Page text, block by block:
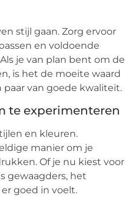
stijl gaan. Zorg ervoor
en voldoende
je van plan bent om de
is het de moeite waard
van goede kwaliteit.
te experimenteren
en kleuren.
manier om je
Of je nu kiest voor
gewaagders, het
goed in voelt.